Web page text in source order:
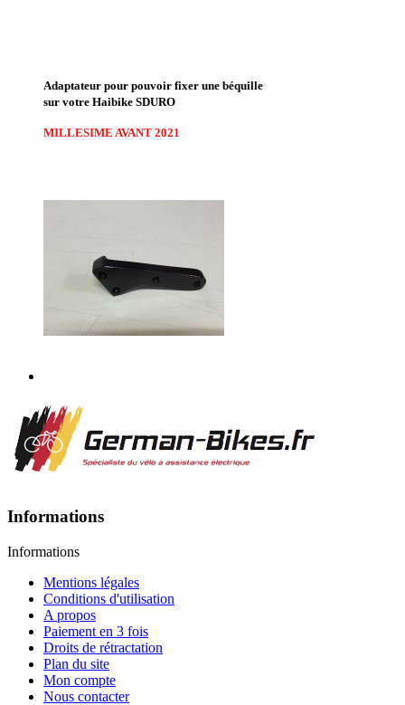
Adaptateur pour pouvoir fixer une béquille
sur votre Haibike SDURO
MILLESIME AVANT 2021
Informations
Informations
Mentions légales
Conditions d'utilisation
A propos
Paiement en 3 fois
Droits de rétractation
Plan du site
Mon compte
Nous contacter